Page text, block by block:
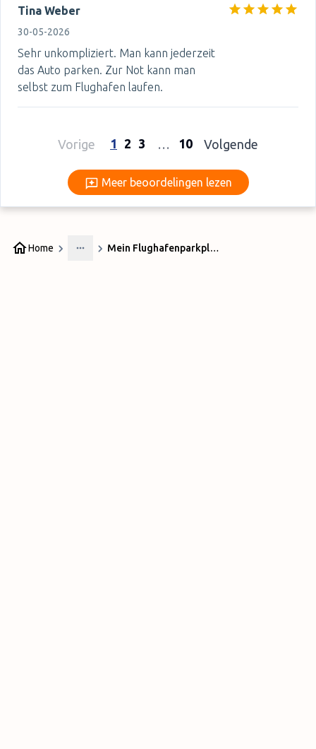
Tina Weber
30-05-2026
Sehr unkompliziert. Man kann jederzeit
das Auto parken. Zur Not kann man
selbst zum Flughafen laufen.
Vorige 1 2 3 … 10 Volgende
Meer beoordelingen lezen
Meer beoordelingen lezen
Home
More
Mein Flughafenparkplatz P3